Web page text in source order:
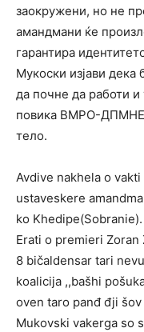
заокружени, но не
амандмани ќе
гарантира
Мукоски изјави
да почне да работи
повика ВМРО-ДПМНЕ
тело.
Avdive nakhela o
ustaveskere
ko Khedipe(Sobranie).
Erati o premieri
8 bičaldensar tari
koalicija ,,bašhi
oven taro panđ đji
Mukovski vakerga so